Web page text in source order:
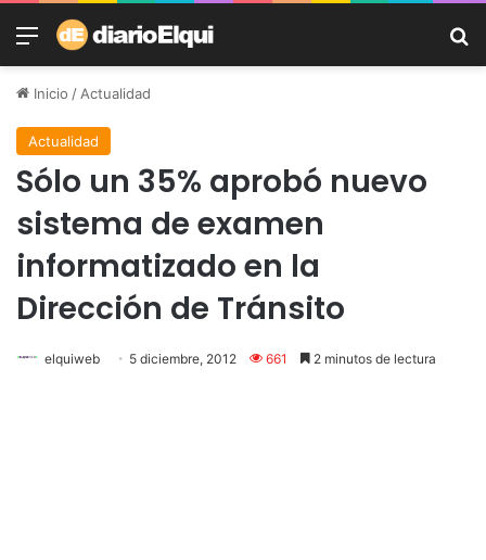
Menú
Inicio /Actualidad
Actualidad
Sólo un 35% aprobó nuevo
sistema de examen
informatizado en la
Dirección de Tránsito
elquiweb 5 diciembre, 2012 661 2 minutos de lectura